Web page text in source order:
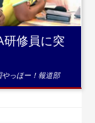
研修員に突
やっほー！報道部